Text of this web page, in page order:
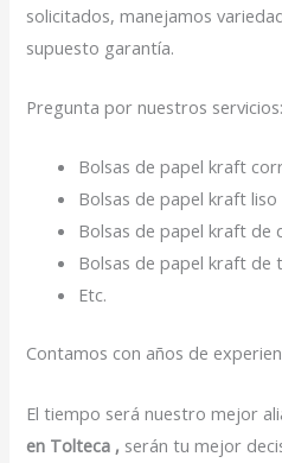
solicitados, manejamos
supuesto garantía.
Pregunta por nuestros servicios:
Bolsas de papel kraft
Bolsas de papel kraft liso
Bolsas de papel kraft de
Bolsas de papel kraft de
Etc.
Contamos con años de
El tiempo será nuestro mejor
en Tolteca , serán tu mejor